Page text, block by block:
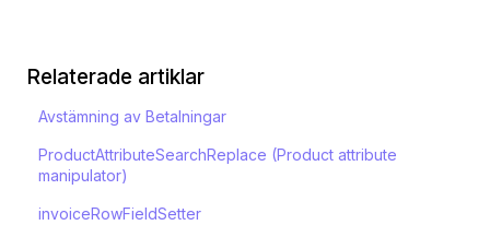
Relaterade artiklar
Avstämning av Betalningar
ProductAttributeSearchReplace (Product attribute
manipulator)
invoiceRowFieldSetter